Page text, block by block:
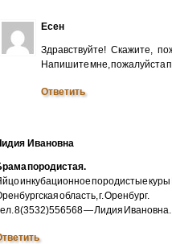
Есен
Здравствуйте! Скажите,
Напишите мне, пожалуйста
Ответить
Ивановна
породистая.
инкубационное породистые куры
область, г. Оренбург.
8(3532)556568 — Лидия Ивановна.